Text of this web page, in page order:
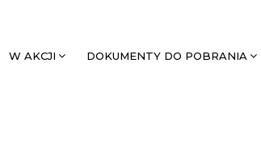
W AKCJI DOKUMENTY DO POBRANIA